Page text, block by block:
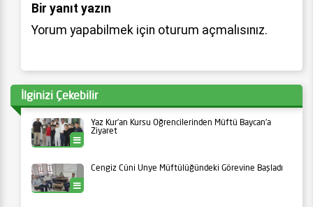
Bir yanıt yazın
Yorum yapabilmek için oturum açmalısınız.
İlginizi Çekebilir
Yaz Kur’an Kursu Öğrencilerinden Müftü Baycan’a
Ziyaret
Cengiz Cüni Ünye Müftülüğündeki Görevine Başladı